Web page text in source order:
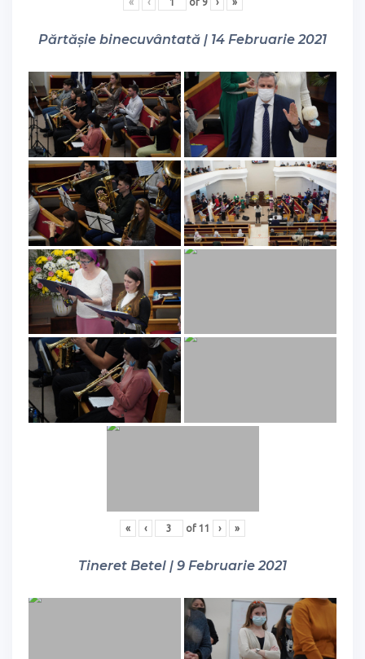
Părtășie binecuvântată | 14 Februarie 2021
« ‹ of 11 › »
Tineret Betel | 9 Februarie 2021